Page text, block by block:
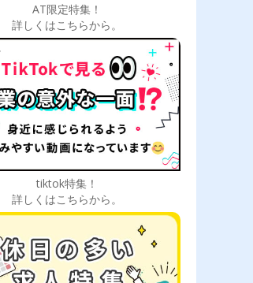
AT限定特集！
詳しくはこちらから。
tiktok特集！
詳しくはこちらから。